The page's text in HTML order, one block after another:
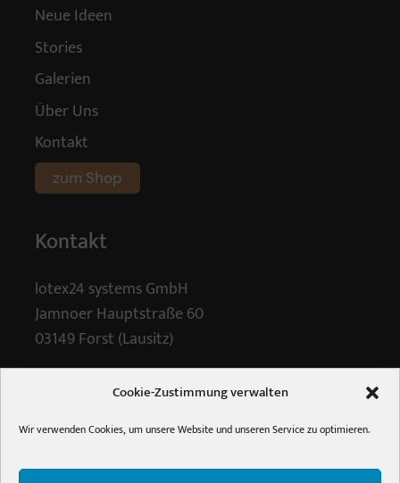
Cookie-Zustimmung verwalten
Wir verwenden Cookies, um unsere Website und unseren Service zu optimieren.
Neue Ideen
Stories
Galerien
Über Uns
Kontakt
zum Shop
Kontakt
lotex24 systems GmbH
Jamnoer Hauptstraße 60
03149 Forst (Lausitz)
info [ at ] holzalbum.de